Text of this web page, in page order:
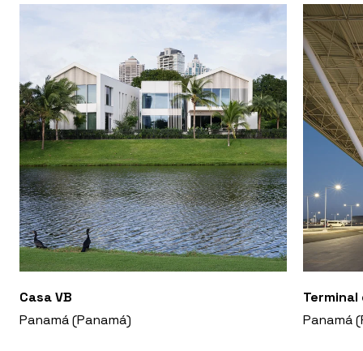
Casa VB
Panamá (Panamá)
Terminal
Panamá